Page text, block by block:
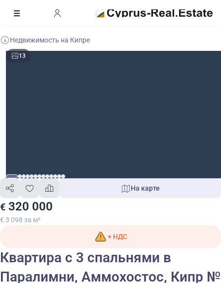
Недвижимость на Кипре
13
€ 320 000
€ 3 098 за м²
На карте
+ НДС
Квартира с 3 спальнями в
Паралимни, Аммохостос, Кипр №